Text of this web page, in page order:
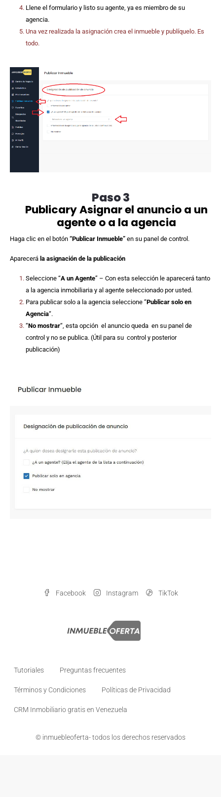
Llene el formulario y listo su agente, ya es miembro de su
agencia.
Una vez realizada la asignación crea el inmueble y publíquelo. Es
todo.
Paso 3
Publicary Asignar el anuncio a un
agente o a la agencia
Haga clic en el botón “Publicar Inmueble” en su panel de control.
Aparecerá la asignación de la publicación
Seleccione “A un Agente” – Con esta selección le aparecerá tanto
a la agencia inmobiliaria y al agente seleccionado por usted.
Para publicar solo a la agencia seleccione “Publicar solo en
Agencia“.
“No mostrar“, esta opción el anuncio queda en su panel de
control y no se publica. (Útil para su control y posterior
publicación)
Facebook Instagram TikTok
Tutoriales Preguntas frecuentes
Términos y Condiciones Políticas de Privacidad
CRM Inmobiliario gratis en Venezuela
© inmuebleoferta- todos los derechos reservados